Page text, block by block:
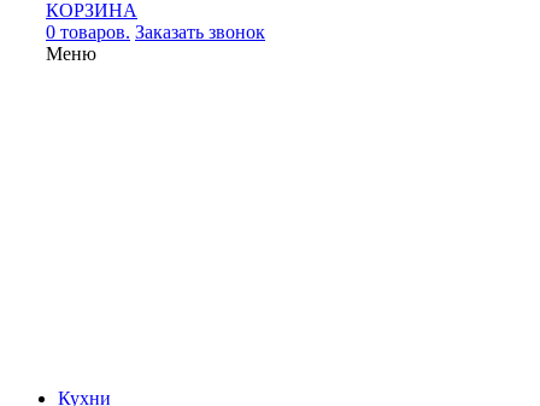
КОРЗИНА
0 товаров. Заказать звонок
Меню
Кухни